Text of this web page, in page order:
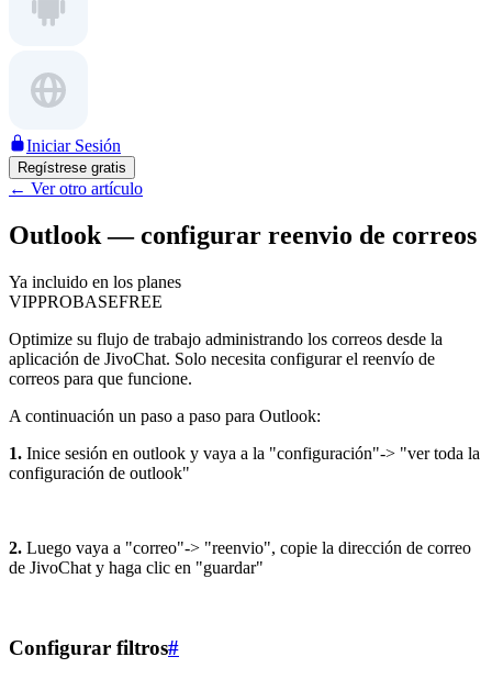
Iniciar Sesión
Regístrese gratis
← Ver otro artículo
Outlook — configurar reenvio de correos
Ya incluido en los planes
VIPPROBASEFREE
Optimize su flujo de trabajo administrando los correos desde la
aplicación de JivoChat. Solo necesita configurar el reenvío de
correos para que funcione.
A continuación un paso a paso para Outlook:
1. Inice sesión en outlook y vaya a la "configuración"-> "ver toda la
configuración de outlook"
2. Luego vaya a "correo"-> "reenvio", copie la dirección de correo
de JivoChat y haga clic en "guardar"
Configurar filtros#